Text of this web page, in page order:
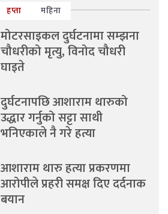
हप्ता महिना
मोटरसाइकल दुर्घटनामा सम्झना
चौधरीको मृत्यु, विनोद चौधरी
घाइते
दुर्घटनापछि आशाराम थारुको
उद्धार गर्नुको सट्टा साथी
भनिएकाले नै गरे हत्या
आशाराम थारु हत्या प्रकरणमा
आरोपीले प्रहरी समक्ष दिए दर्दनाक
बयान